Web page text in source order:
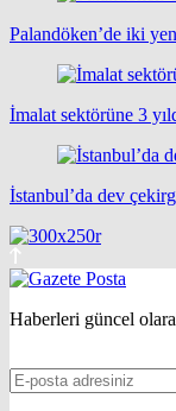
Palandöken’de iki
İmalat sektörüne 3
İstanbul’da dev
Haberleri güncel